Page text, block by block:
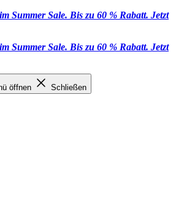
Summer Sale. Bis zu 60 % Rabatt. Jetzt
Summer Sale. Bis zu 60 % Rabatt. Jetzt
öffnen Schließen